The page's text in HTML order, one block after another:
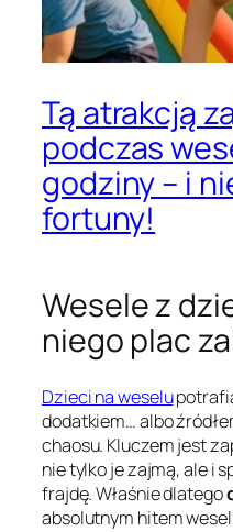
Tą atrakcją
podczas
godziny – i
fortuny!
Wesele z
niego plac
Dzieci na weselu
dodatkiem… albo
chaosu. Kluczem jest
nie tylko je zajmą, ale i
frajdę. Właśnie dlatego
absolutnym hitem